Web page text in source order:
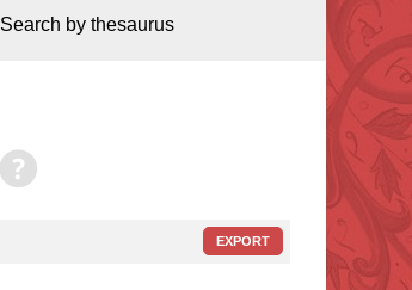
Search by thesaurus
EXPORT